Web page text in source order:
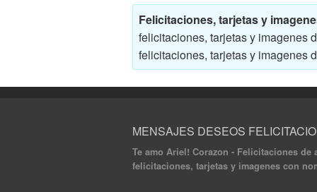
Felicitaciones, tarjetas y
felicitaciones, tarjetas y imagenes
felicitaciones, tarjetas y imagenes
MENSAJES DESEOS
Te amo Ariel! Corazon - Felicitaciones
felicitaciones, tarjetas y imagenes con